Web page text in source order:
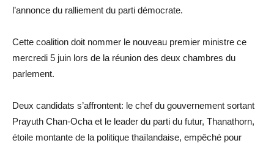
l’annonce du ralliement du parti démocrate.
Cette coalition doit nommer le nouveau premier ministre ce
mercredi 5 juin lors de la réunion des deux chambres du
parlement.
Deux candidats s’affrontent: le chef du gouvernement sortant
Prayuth Chan-Ocha et le leader du parti du futur, Thanathorn,
étoile montante de la politique thaïlandaise, empêché pour